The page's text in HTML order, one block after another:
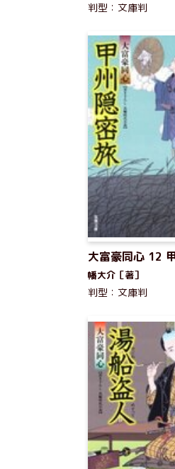
判型：文庫判
大富豪同心 12
幡大介［著］
判型：文庫判